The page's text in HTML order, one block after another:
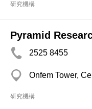
研究機構
Pyramid
2525 8455
Onfem Tower,
研究機構